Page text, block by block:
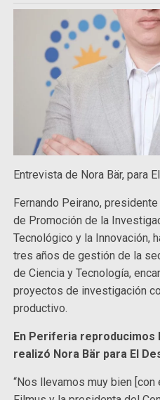
Entrevista de Nora Bär, para
Fernando Peirano,
de Promoción de la
Tecnológico y la Innovación,
tres años de gestión de la
de Ciencia y Tecnología,
proyectos de investigación
productivo.
En Periferia reproducimos
realizó Nora Bär para El
“Nos llevamos muy bien [con